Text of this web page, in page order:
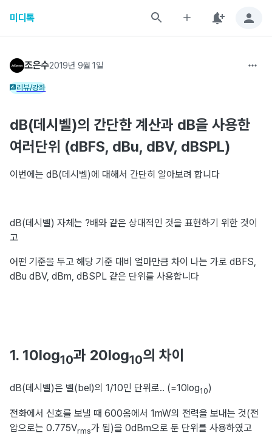
미디톡
조은수2019년 9월 1일
리뷰/강좌
dB(데시벨)의 간단한 계산과 dB을 사용한
여러단위 (dBFS, dBu, dBV, dBSPL)
이번에는 dB(데시벨)에 대해서 간단히 알아보려 합니다
dB(데시벨) 자체는 ?배와 같은 상대적인 것을 표현하기 위한 것이
고
어떤 기준을 두고 해당 기준 대비 얼마만큼 차이 나는 가로 dBFS,
dBu dBV, dBm, dBSPL 같은 단위를 사용합니다
1. 10log10과 20log10의 차이
dB(데시벨)은 벨(bel)의 1/10인 단위로.. (=10log10)
전화에서 신호를 보낼 때 600옴에서 1mW의 전력을 보내는 것(전
압으로는 0.775Vrms가 됨)을 0dBm으로 둔 단위를 사용하였고